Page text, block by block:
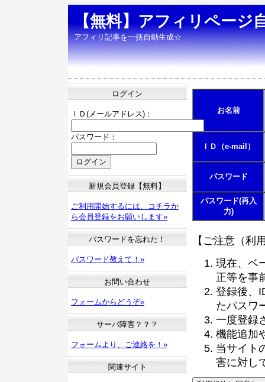
【無料】アフィリページ
アフィリ記事を一括自動生成☆
お名前
ＩＤ（e-mail）
パスワード
パスワード(再入
力)
【ご注意（利
現在、ベ
正等を事
登録後、
たパスワ
一度登録
機能追加
当サイト
害に対し
ログイン
ＩＤ(メールアドレス)：
パスワード：
新規会員登録【無料】
ご利用開始するには、コチラか
ら会員登録をお願いします»
パスワードを忘れた！
パスワード教えて！»
お問い合わせ
フォームからどうぞ»
サーバ障害？？？
フォームより、ご連絡を！»
関連サイト